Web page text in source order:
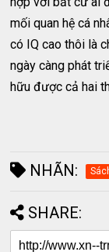
mối quan hệ cá
có IQ cao thôi là
ngày càng phát
hữu được cả hai
NHÃN:
SHARE: